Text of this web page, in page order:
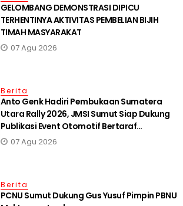
GELOMBANG DEMONSTRASI DIPICU
TERHENTINYA AKTIVITAS PEMBELIAN BIJIH
TIMAH MASYARAKAT
07 Agu 2026
Berita
Anto Genk Hadiri Pembukaan Sumatera
Utara Rally 2026, JMSI Sumut Siap Dukung
Publikasi Event Otomotif Bertaraf
Internasional*
07 Agu 2026
Berita
PCNU Sumut Dukung Gus Yusuf Pimpin PBNU